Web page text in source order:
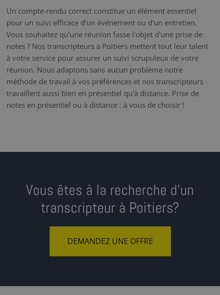
Un compte-rendu correct constitue un élément essentiel
pour un suivi efficace d'un événement ou d'un entretien.
Vous souhaitez qu'une réunion fasse l'objet d'une prise de
notes ? Nos transcripteurs à Poitiers mettent tout leur talent
à votre service pour assurer un suivi scrupuleux de votre
réunion. Nous adaptons sans aucun problème notre
méthode de travail à vos préférences et nos transcripteurs
travaillent aussi bien en présentiel qu'à distance. Prise de
notes en présentiel ou à distance : à vous de choisir !
Vous êtes à la recherche d’un
transcripteur à Poitiers?
DEMANDEZ UNE OFFRE